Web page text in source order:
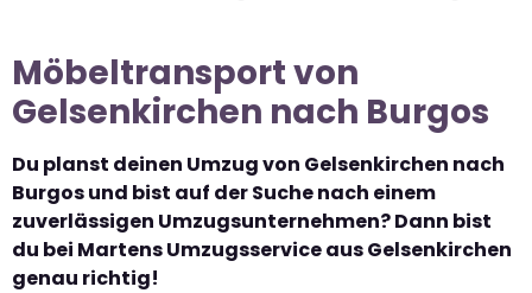
Möbeltransport von
Gelsenkirchen nach Burgos
Du planst deinen Umzug von Gelsenkirchen nach
Burgos und bist auf der Suche nach einem
zuverlässigen Umzugsunternehmen? Dann bist
du bei Martens Umzugsservice aus Gelsenkirchen
genau richtig!